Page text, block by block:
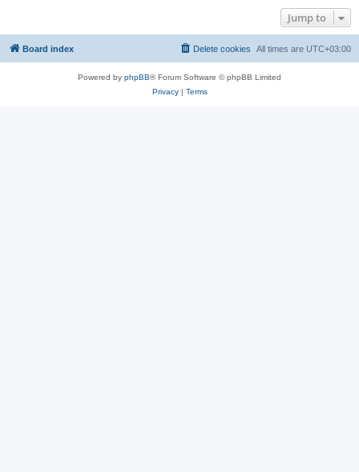
Jump to
Board index All times are UTC+03:00
Delete cookies
Powered by phpBB® Forum Software © phpBB Limited
Privacy| Terms